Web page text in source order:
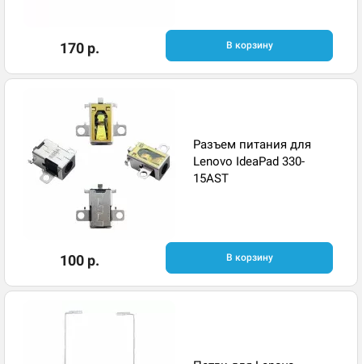
170 р. В корзину
Разъем питания для
Lenovo IdeaPad 330-
15AST
100 р. В корзину